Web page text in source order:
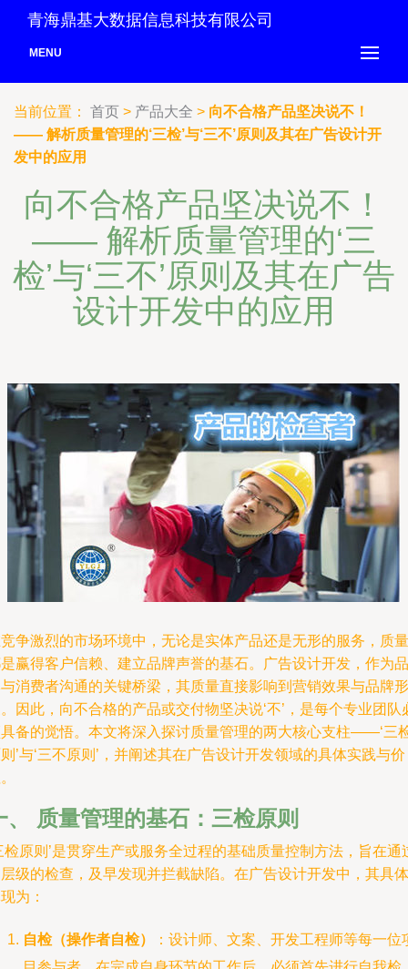
青海鼎基大数据信息科技有限公司
MENU
当前位置： 首页 > 产品大全 > 向不合格产品坚决说不！
—— 解析质量管理的‘三检’与‘三不’原则及其在广告设计开
发中的应用
向不合格产品坚决说不！
—— 解析质量管理的‘三
检’与‘三不’原则及其在广告
设计开发中的应用
争激烈的市场环境中，无论是实体产品还是无形的服务，质量
赢得客户信赖、建立品牌声誉的基石。广告设计开发，作为品
消费者沟通的关键桥梁，其质量直接影响到营销效果与品牌形
因此，向不合格的产品或交付物坚决说‘不’，是每个专业团队
备的觉悟。本文将深入探讨质量管理的两大核心支柱——‘三
’与‘三不原则’，并阐述其在广告设计开发领域的具体实践与价
、 质量管理的基石：三检原则
检原则’是贯穿生产或服务全过程的基础质量控制方法，旨在通
级的检查，及早发现并拦截缺陷。在广告设计开发中，其具体
为：
自检（操作者自检）
：设计师、文案、开发工程师等每一位